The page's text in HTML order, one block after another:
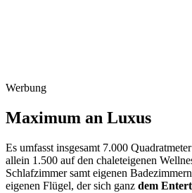
Werbung
Maximum an Luxus
Es umfasst insgesamt 7.000
allein 1.500 auf den chaleteigenen
Schlafzimmer samt eigenen
eigenen Flügel, der sich ganz dem